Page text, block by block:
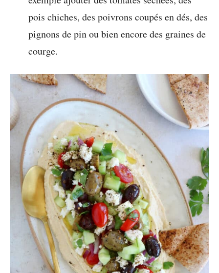
pois chiches, des poivrons coupés en dés, des
pignons de pin ou bien encore des graines de
courge.